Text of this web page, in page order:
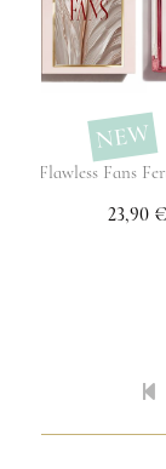
NEW
Flawless Fans
23,90 €